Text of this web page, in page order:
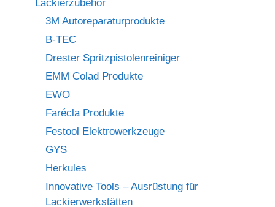
Lackierzubehör
3M Autoreparaturprodukte
B-TEC
Drester Spritzpistolenreiniger
EMM Colad Produkte
EWO
Farécla Produkte
Festool Elektrowerkzeuge
GYS
Herkules
Innovative Tools – Ausrüstung für
Lackierwerkstätten